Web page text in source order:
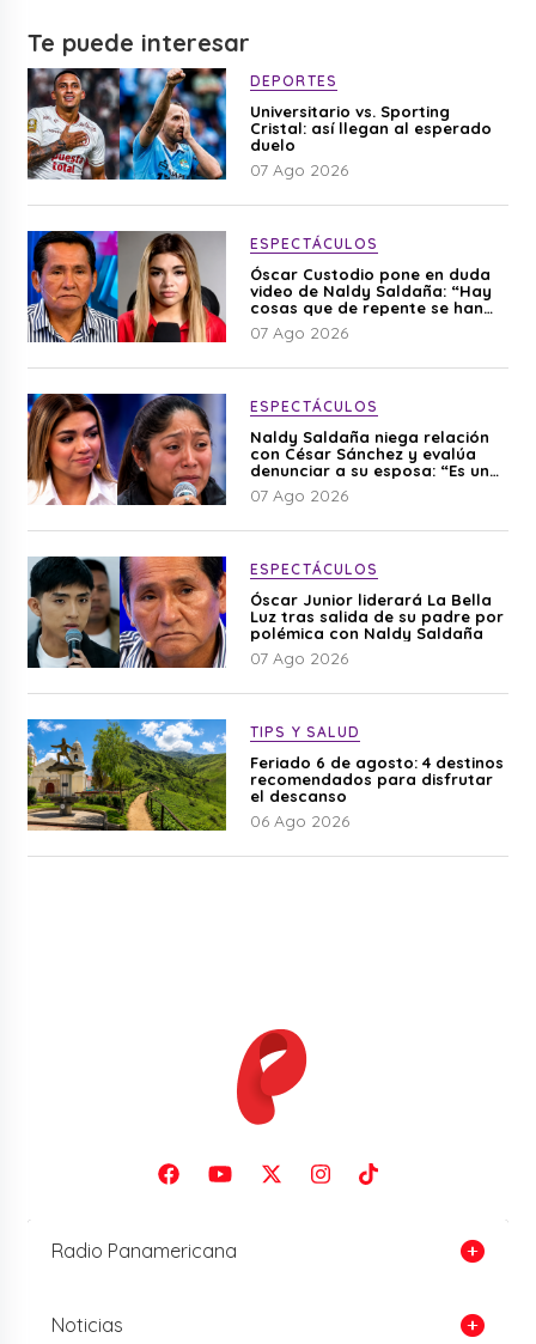
Te puede interesar
DEPORTES
Universitario vs. Sporting
Cristal: así llegan al esperado
duelo
07 Ago 2026
ESPECTÁCULOS
Óscar Custodio pone en duda
video de Naldy Saldaña: “Hay
cosas que de repente se han
editado”
07 Ago 2026
ESPECTÁCULOS
Naldy Saldaña niega relación
con César Sánchez y evalúa
denunciar a su esposa: “Es una
difamación”
07 Ago 2026
ESPECTÁCULOS
Óscar Junior liderará La Bella
Luz tras salida de su padre por
polémica con Naldy Saldaña
07 Ago 2026
TIPS Y SALUD
Feriado 6 de agosto: 4 destinos
recomendados para disfrutar
el descanso
06 Ago 2026
Radio Panamericana
Noticias